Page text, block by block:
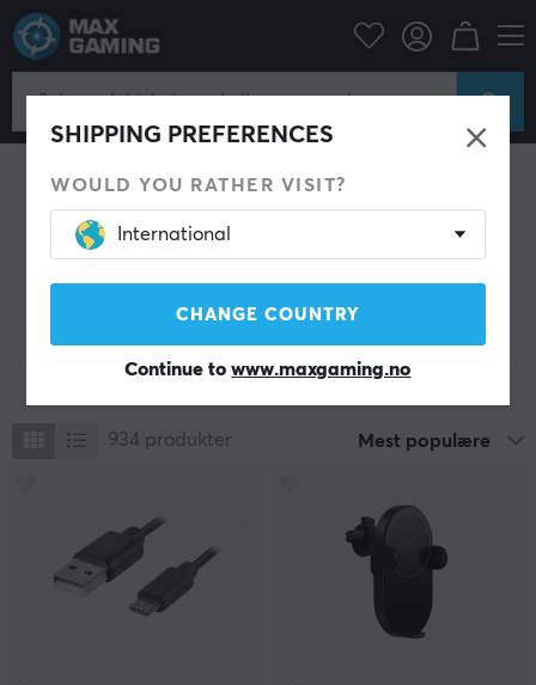
SHIPPING PREFERENCES
WOULD YOU RATHER VISIT?
International
CHANGE COUNTRY
Continue towww.maxgaming.no
Mobiltilbehør
Mobiltilbehør
Hodetelefoner Bluetooth Høyttalere
Deksel & skjermbeskytter Bilde & video
Kabler & adapter til mobil
Annet tilbehør
934 produkter Mest populære